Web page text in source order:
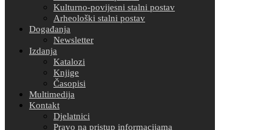
Kulturno-povijesni stalni postav
Arheološki stalni postav
Događanja
Newsletter
Izdanja
Katalozi
Knjige
Časopisi
Multimedija
Kontakt
Djelatnici
Pravo na pristup informacijama